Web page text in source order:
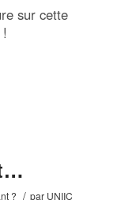
sur cette
? / par UNIIC